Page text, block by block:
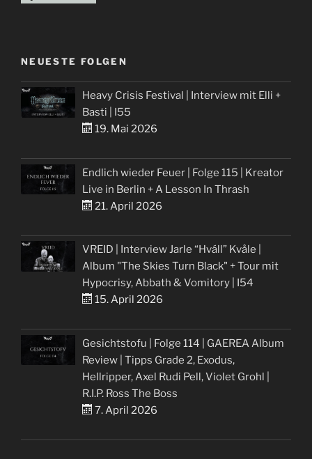
Lukas
+
Whisky“
NEUESTE FOLGEN
Heavy Crisis Festival | Interview mit Elli +
Basti | I55
19. Mai 2026
Endlich wieder Feuer | Folge 115 | Kreator
Live in Berlin + A Lesson In Thrash
21. April 2026
VREID | Interview Jarle “Hváll” Kvåle |
Album "The Skies Turn Black" + Tour mit
Hypocrisy, Abbath & Vomitory | I54
15. April 2026
Gesichtstofu | Folge 114 | GAEREA Album
Review | Tipps Grade 2, Exodus,
Hellripper, Axel Rudi Pell, Violet Grohl |
R.I.P. Ross The Boss
7. April 2026